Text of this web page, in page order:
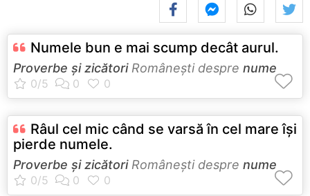
Numele bun e mai scump decât aurul.
Proverbe și zicătoriRomâneşti despre nume
Râul cel mic când se varsă în cel mare îşi
pierde numele.
Proverbe și zicătoriRomâneşti despre nume